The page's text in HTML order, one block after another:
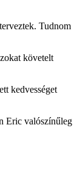
Tudnom
követelt
kedvességet
Eric valószínűleg